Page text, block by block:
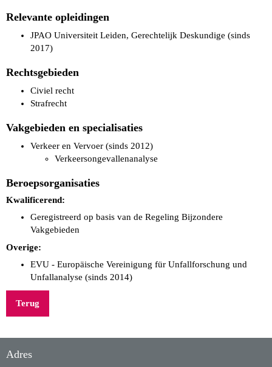
Relevante opleidingen
JPAO Universiteit Leiden, Gerechtelijk Deskundige (sinds
2017)
Rechtsgebieden
Civiel recht
Strafrecht
Vakgebieden en specialisaties
Verkeer en Vervoer (sinds 2012)
Verkeersongevallenanalyse
Beroepsorganisaties
Kwalificerend:
Geregistreerd op basis van de Regeling Bijzondere
Vakgebieden
Overige:
EVU - Europäische Vereinigung für Unfallforschung und
Unfallanalyse (sinds 2014)
Terug
Adres